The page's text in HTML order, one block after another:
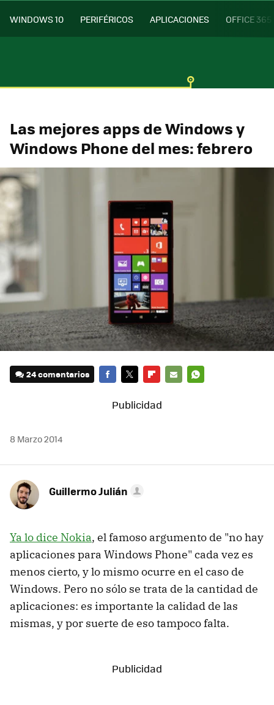
WINDOWS 10 PERIFÉRICOS APLICACIONES OFFICE 365
Las mejores apps de Windows y
Windows Phone del mes: febrero
24 comentarios
8 Marzo 2014
Guillermo Julián
Ya lo dice Nokia, el famoso argumento de "no hay
aplicaciones para Windows Phone" cada vez es
menos cierto, y lo mismo ocurre en el caso de
Windows. Pero no sólo se trata de la cantidad de
aplicaciones: es importante la calidad de las
mismas, y por suerte de eso tampoco falta.